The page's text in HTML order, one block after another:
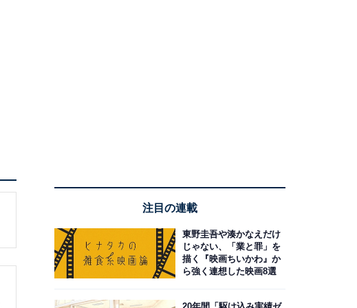
注目の連載
東野圭吾や湊かなえだけ
じゃない、「業と罪」を
描く『映画ちいかわ』か
ら強く連想した映画8選